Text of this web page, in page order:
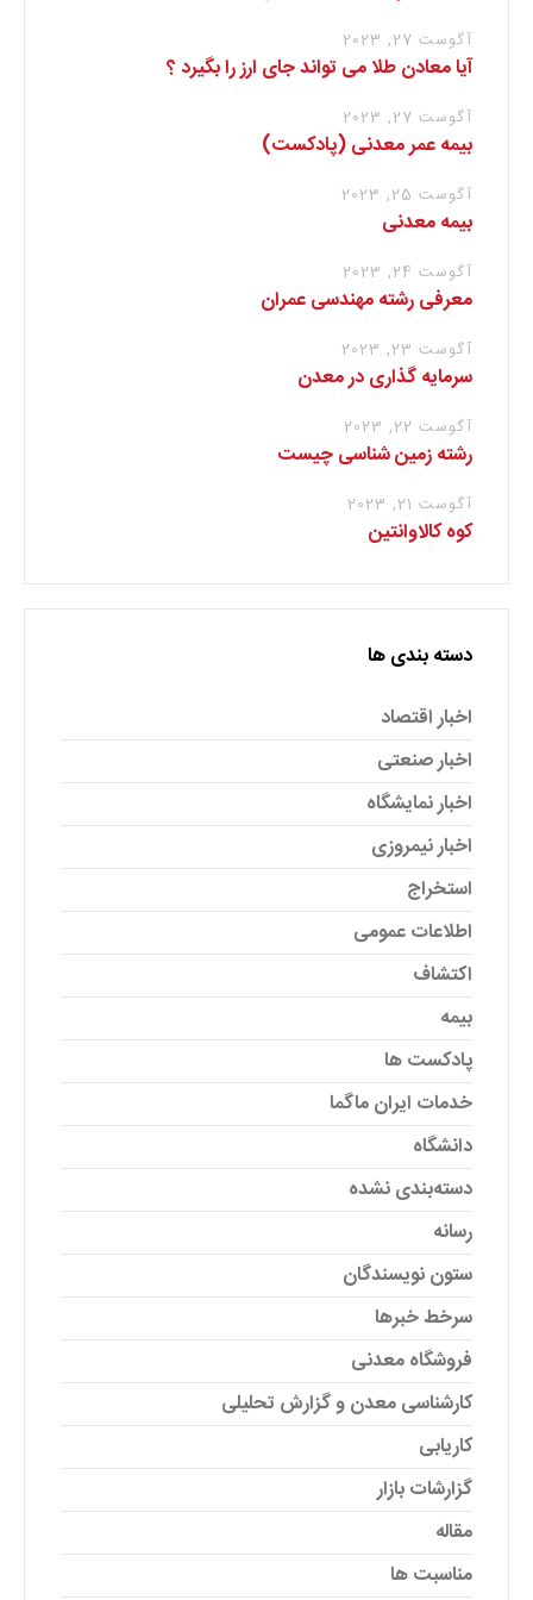
آگوست 27, 2023
آیا معادن طلا می تواند جای ارز را بگیرد ؟
آگوست 27, 2023
بیمه عمر معدنی (پادکست)
آگوست 25, 2023
بیمه معدنی
آگوست 24, 2023
معرفی رشته مهندسی عمران
آگوست 23, 2023
سرمایه گذاری در معدن
آگوست 22, 2023
رشته زمین شناسی چیست
آگوست 21, 2023
کوه کالاوانتین
دسته بندی ها
اخبار اقتصاد
اخبار صنعتی
اخبار نمایشگاه
اخبار نیمروزی
استخراج
اطلاعات عمومی
اکتشاف
بیمه
پادکست ها
خدمات ایران ماگما
دانشگاه
دسته‌بندی نشده
رسانه
ستون نویسندگان
سرخط خبرها
فروشگاه معدنی
کارشناسی معدن و گزارش تحلیلی
کاریابی
گزارشات بازار
مقاله
مناسبت ها